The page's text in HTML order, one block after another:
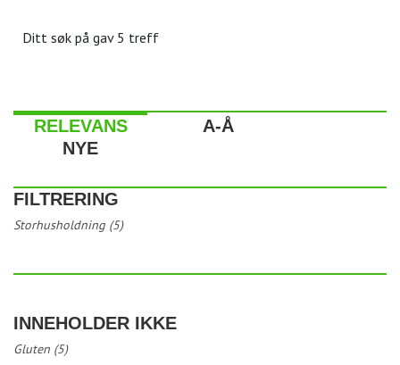
Ditt søk på gav 5 treff
RELEVANS
A-Å
NYE
FILTRERING
Storhusholdning (5)
INNEHOLDER IKKE
Gluten (5)